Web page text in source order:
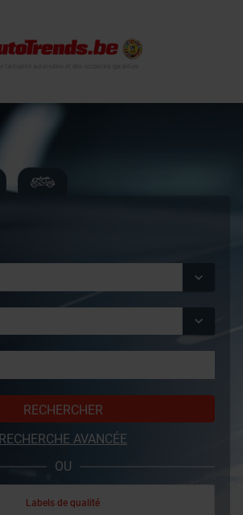
RECHERCHER
RECHERCHE AVANCÉE
OU
Labels de qualité